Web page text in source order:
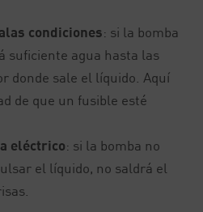
condiciones: si la bomba
suficiente agua hasta las
donde sale el líquido. Aquí
de que un fusible esté
eléctrico: si la bomba no
el líquido, no saldrá el